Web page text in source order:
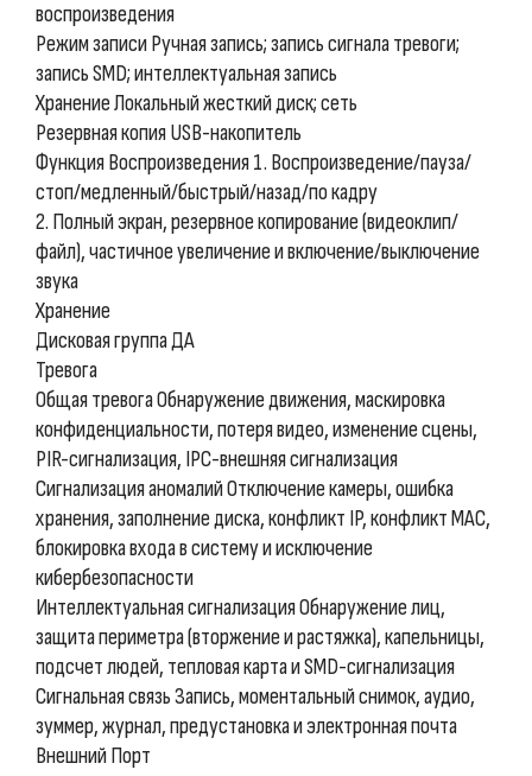
воспроизведения
Режим записи Ручная запись; запись сигнала тревоги;
запись SMD; интеллектуальная запись
Хранение Локальный жесткий диск; сеть
Резервная копия USB-накопитель
Функция Воспроизведения 1. Воспроизведение/пауза/
стоп/медленный/быстрый/назад/по кадру
2. Полный экран, резервное копирование (видеоклип/
файл), частичное увеличение и включение/выключение
звука
Хранение
Дисковая группа ДА
Тревога
Общая тревога Обнаружение движения, маскировка
конфиденциальности, потеря видео, изменение сцены,
PIR-сигнализация, IPC-внешняя сигнализация
Сигнализация аномалий Отключение камеры, ошибка
хранения, заполнение диска, конфликт IP, конфликт MAC,
блокировка входа в систему и исключение
кибербезопасности
Интеллектуальная сигнализация Обнаружение лиц,
защита периметра (вторжение и растяжка), капельницы,
подсчет людей, тепловая карта и SMD-сигнализация
Сигнальная связь Запись, моментальный снимок, аудио,
зуммер, журнал, предустановка и электронная почта
Внешний Порт